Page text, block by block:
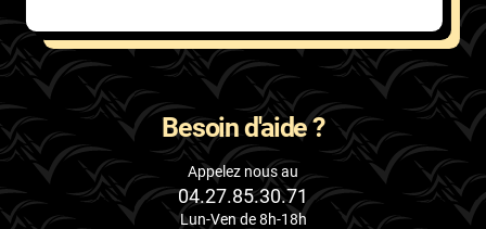
Besoin d'aide ?
Appelez nous au
04.27.85.30.71
Lun-Ven de 8h-18h